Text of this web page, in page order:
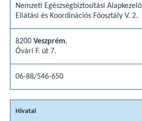
Nemzeti Egészségbiztosítási Alapkezelő
Ellátási és Koordinációs Főosztály V. 2.
8200 Veszprém,
Óvári F. út 7.
06-88/546-650